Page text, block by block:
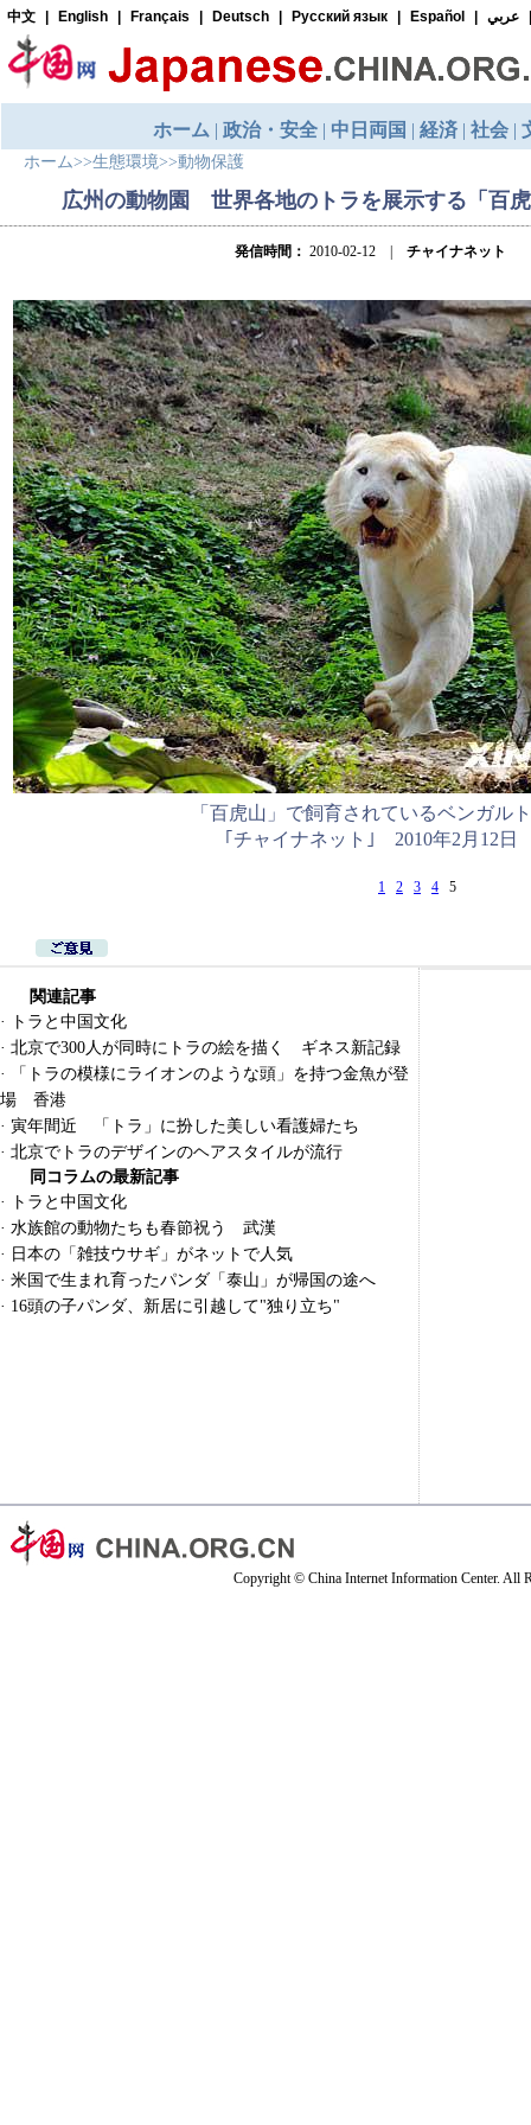
ホーム>>生態環境>>動物保護
広州の動物園 世界各地のトラを展示する「百
発信時間： 2010-02-12 | チャイナネット
「百虎山」で飼育されているベンガル
｢チャイナネット｣ 2010年2月12日
1 2 3 4 5
関連記事
·
トラと中国文化
· 北京で300人が同時にトラの絵を描く ギネス新記録
·
「トラの模様にライオンのような頭」を持つ金魚が登
場 香港
· 寅年間近 「トラ」に扮した美しい看護婦たち
· 北京でトラのデザインのヘアスタイルが流行
同コラムの最新記事
·
トラと中国文化
· 水族館の動物たちも春節祝う 武漢
· 日本の「雑技ウサギ」がネットで人気
· 米国で生まれ育ったパンダ「泰山」が帰国の途へ
· 16頭の子パンダ、新居に引越して"独り立ち"